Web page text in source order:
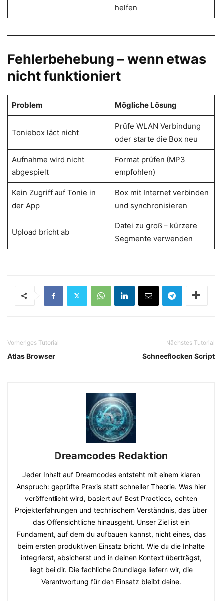
helfen
Fehlerbehebung – wenn etwas
nicht funktioniert
Problem Mögliche Lösung
Toniebox lädt nicht
Prüfe WLAN Verbindung
oder starte die Box neu
Aufnahme wird nicht
abgespielt
Format prüfen (MP3
empfohlen)
Kein Zugriff auf Tonie in
der App
Box mit Internet verbinden
und synchronisieren
Upload bricht ab
Datei zu groß – kürzere
Segmente verwenden
Vorheriges Tutorial
Atlas Browser
Nächstes Tutorial
Schneeflocken Script
Dreamcodes Redaktion
Jeder Inhalt auf Dreamcodes entsteht mit einem klaren
Anspruch: geprüfte Praxis statt schneller Theorie. Was hier
veröffentlicht wird, basiert auf Best Practices, echten
Projekterfahrungen und technischem Verständnis, das über
das Offensichtliche hinausgeht. Unser Ziel ist ein
Fundament, auf dem du aufbauen kannst, nicht eines, das
beim ersten produktiven Einsatz bricht. Wie du die Inhalte
integrierst, absicherst und in deinen Kontext überträgst,
liegt bei dir. Die fachliche Grundlage liefern wir, die
Verantwortung für den Einsatz bleibt deine.